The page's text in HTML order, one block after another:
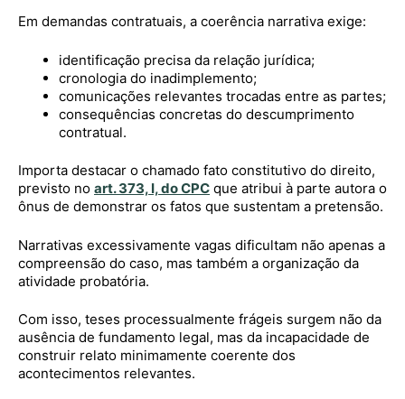
Em demandas contratuais, a coerência narrativa exige:
identificação precisa da relação jurídica;
cronologia do inadimplemento;
comunicações relevantes trocadas entre as partes;
consequências concretas do descumprimento
contratual.
Importa destacar o chamado fato constitutivo do direito,
previsto no art. 373, I, do CPC que atribui à parte autora o
ônus de demonstrar os fatos que sustentam a pretensão.
Narrativas excessivamente vagas dificultam não apenas a
compreensão do caso, mas também a organização da
atividade probatória.
Com isso, teses processualmente frágeis surgem não da
ausência de fundamento legal, mas da incapacidade de
construir relato minimamente coerente dos
acontecimentos relevantes.